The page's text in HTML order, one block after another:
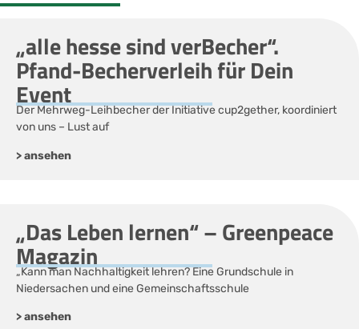
„alle hesse sind verBecher“.
Pfand-Becherverleih für Dein
Event
Der Mehrweg-Leihbecher der Initiative cup2gether, koordiniert
von uns – Lust auf
> ansehen
„Das Leben lernen“ – Greenpeace
Magazin
„Kann man Nachhaltigkeit lehren? Eine Grundschule in
Niedersachen und eine Gemeinschaftsschule
> ansehen